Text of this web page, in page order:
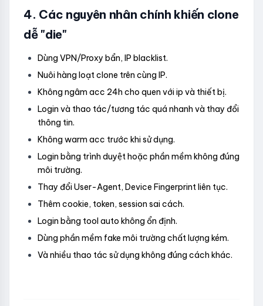
4. Các nguyên nhân chính khiến clone
dễ "die"
Dùng VPN/Proxy bẩn, IP blacklist.
Nuôi hàng loạt clone trên cùng IP.
Không ngâm acc 24h cho quen với ip và thiết bị.
Login và thao tác/tương tác quá nhanh và thay đổi
thông tin.
Không warm acc trước khi sử dụng.
Login bằng trình duyệt hoặc phần mềm không đúng
môi trường.
Thay đổi User-Agent, Device Fingerprint liên tục.
Thêm cookie, token, session sai cách.
Login bằng tool auto không ổn định.
Dùng phần mềm fake môi trường chất lượng kém.
Và nhiều thao tác sử dụng không đúng cách khác.